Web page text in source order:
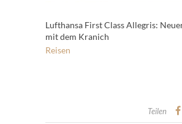
Lufthansa First Class Allegris:
mit dem Kranich
Reisen
Teilen